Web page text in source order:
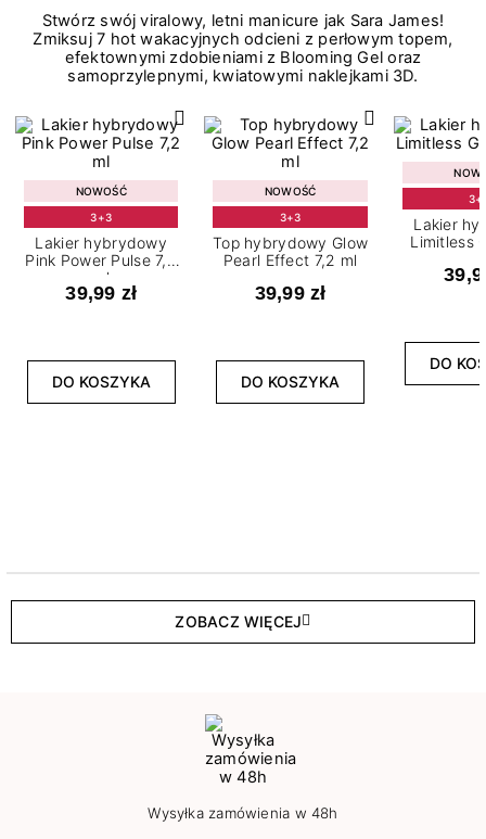
Stwórz swój viralowy, letni manicure jak Sara James!
Zmiksuj 7 hot wakacyjnych odcieni z perłowym topem,
efektownymi zdobieniami z Blooming Gel oraz
samoprzylepnymi, kwiatowymi naklejkami 3D.
NOWOŚĆ
3+3
Lakier hybrydowy
Pink Power Pulse 7,2
ml
39,99 zł
DO KOSZYKA
NOWOŚĆ
3+3
Top hybrydowy Glow
Pearl Effect 7,2 ml
39,99 zł
DO KOSZYKA
Lakier
Limitless
DO
ZOBACZ WIĘCEJ
Wysyłka zamówienia w 48h